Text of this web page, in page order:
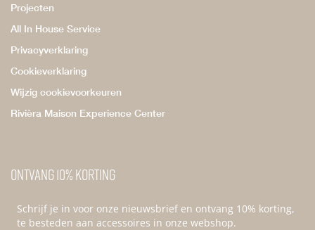
Projecten
All In House Service
Privacyverklaring
Cookieverklaring
Wijzig cookievoorkeuren
Rivièra Maison Experience Center
Ontvang 10% korting
Schrijf je in voor onze nieuwsbrief en ontvang 10% korting,
te besteden aan accessoires in onze webshop.